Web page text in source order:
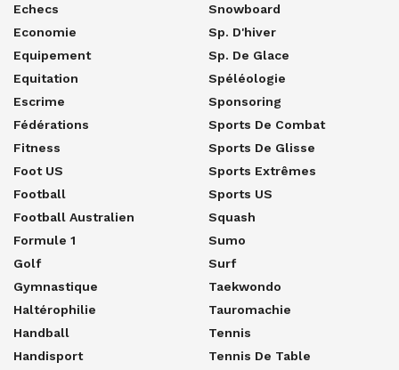
Echecs
Economie
Equipement
Equitation
Escrime
Fédérations
Fitness
Foot US
Football
Football Australien
Formule 1
Golf
Gymnastique
Haltérophilie
Handball
Handisport
Snowboard
Sp. D'hiver
Sp. De Glace
Spéléologie
Sponsoring
Sports De Combat
Sports De Glisse
Sports Extrêmes
Sports US
Squash
Sumo
Surf
Taekwondo
Tauromachie
Tennis
Tennis De Table